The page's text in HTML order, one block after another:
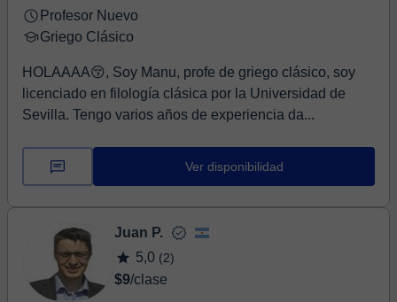
Profesor Nuevo
Griego Clásico
HOLAAAA😚, Soy Manu, profe de griego clásico, soy
licenciado en filología clásica por la Universidad de
Sevilla. Tengo varios años de experiencia da...
Ver disponibilidad
Juan P.
5,0 (2)
$9/clase